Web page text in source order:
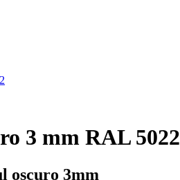
3 mm RAL 5022
oscuro 3mm